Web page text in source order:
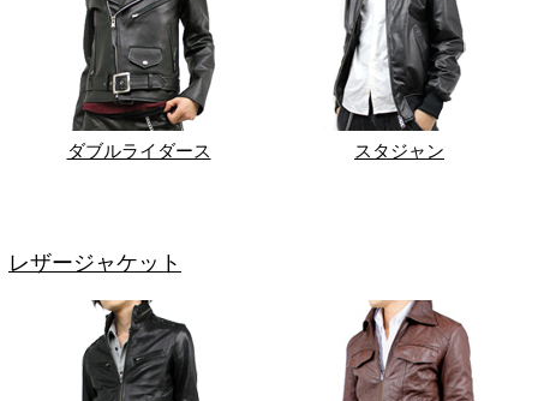
ダブルライダース スタジャン
レザージャケット